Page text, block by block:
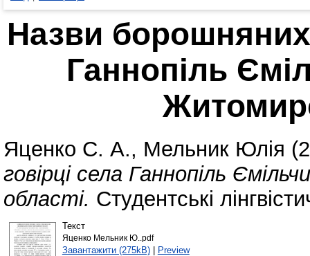
Назви борошняних
Ганнопіль
Яценко С. А., Мельник Юлія
говірці села Ганнопіль
області. Студентські
Текст
Яценко Мельник Ю..pdf
Завантажити (275kB)| Preview